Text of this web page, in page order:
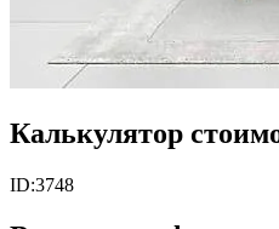
Калькулятор
ID:3748